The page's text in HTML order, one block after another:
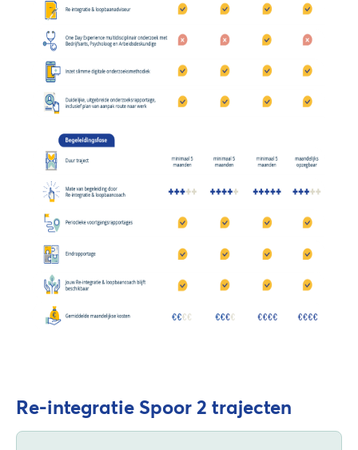
Re-integratie Spoor 2 trajecten